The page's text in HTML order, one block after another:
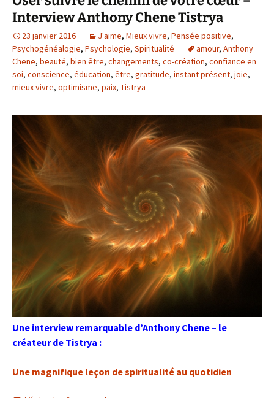
Interview Anthony Chene Tistrya
23 janvier 2016 J'aime, Mieux vivre, Pensée positive,
Psychogénéalogie, Psychologie, Spiritualité amour, Anthony
Chene, beauté, bien être, changements, co-création, confiance en
soi, conscience, éducation, être, gratitude, instant présent, joie,
mieux vivre, optimisme, paix, Tistrya
Une interview remarquable d’Anthony Chene – le
créateur de Tistrya :
Une magnifique leçon de spiritualité au quotidien